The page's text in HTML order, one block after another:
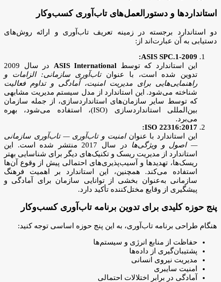
استانداردها و دستورالعمل‌های تاب‌آوری کسب‌وکار
دو استاندارد برجسته در زمینه تعریف تاب‌آوری و ارائه روش‌های
دستیابی به آن عبارت‌اند از:
ASIS SPC.1-2009:
این استاندارد که توسط ASIS International
در سال 2009
تدوین شده است، با عنوانتاب‌آوری سازمانی: الزامات و
راهنمایی‌هایی برای مدیریت امنیت، آمادگی و تداوم فعالیت
شناخته می‌شود. این استاندارد از مدل سیستم مدیریت مشابهی
که توسط سایر سازمان‌های استانداردسازی، از جمله سازمان
بین‌المللی استانداردسازی (ISO)، استفاده می‌شود، بهره
می‌برد.
ISO 22316:2017:
این استاندارد با عنوانامنیت و تاب‌آوری — تاب‌آوری سازمانی
— اصول و ویژگی‌ها
در سال 2017 منتشر شده است. این
استاندارد از مدیریت ریسک و تکنیک‌های دیگر برای شناسایی بهتر
ریسک‌ها، تهدیدها و آسیب‌پذیری‌های احتمالی پیش از وقوع آن‌ها
استفاده می‌کند. همچنین، این استاندارد بر اهمیت فرهنگ
سازمانی به‌عنوان بخشی از توانایی سازمان برای آمادگی و
پیشگیری از وقایع مختل‌کننده تأکید دارد.
پنج حوزه کلیدی برای تدوین برنامه تاب‌آوری کسب‌وکار
هنگام طراحی برنامه تاب‌آوری، به این پنج حوزه اساسی توجه کنید:
حفاظت از منابع انرژی و سیستم‌ها
پشتیبان‌گیری از داده‌ها
مدیریت نیروی انسانی
امنیت سایبری
آمادگی در برابر اختلالات احتمالی